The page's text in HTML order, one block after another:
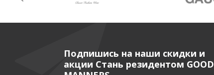
Подпишись на наши скидки и
акции Стань резидентом GOOD